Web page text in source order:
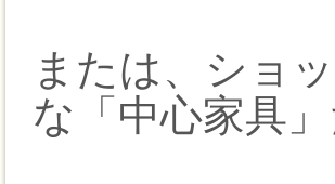
または、ショ
な「中心家具